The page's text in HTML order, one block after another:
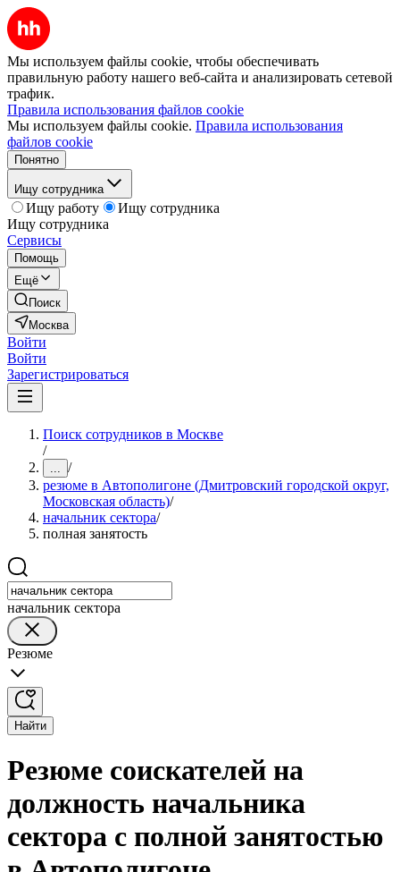
Мы используем файлы cookie, чтобы обеспечивать
правильную работу нашего веб-сайта и анализировать сетевой
трафик.
Правила использования файлов cookie
Мы используем файлы cookie. Правила использования
файлов cookie
Понятно
Ищу сотрудника
Ищу работу
Ищу сотрудника
Ищу сотрудника
Сервисы
Помощь
Ещё
Поиск
Москва
Войти
Войти
Зарегистрироваться
Поиск сотрудников в Москве
/
... /
резюме в Автополигоне (Дмитровский городской округ,
Московская область)/
начальник сектора/
полная занятость
начальник сектора
Резюме
Найти
Резюме соискателей на
должность начальника
сектора с полной занятостью